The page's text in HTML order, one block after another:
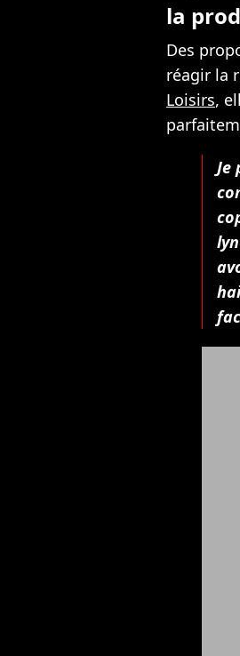
la
Des
réagir la
Loisirs,
Je